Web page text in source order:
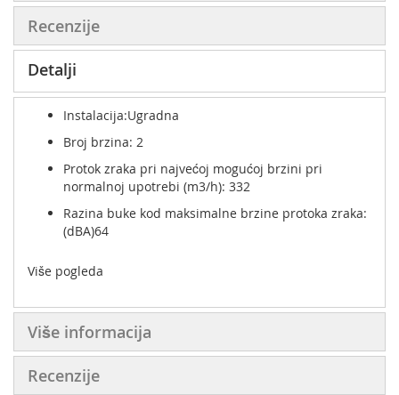
Recenzije
Detalji
Instalacija:Ugradna
Broj brzina: 2
Protok zraka pri najvećoj mogućoj brzini pri
normalnoj upotrebi (m3/h): 332
Razina buke kod maksimalne brzine protoka zraka:
(dBA)64
Više pogleda
Više informacija
Recenzije